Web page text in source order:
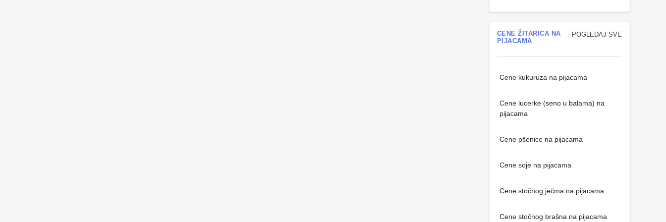
POGLEDAJ SVE
CENE ŽITARICA NA
PIJACAMA
Cene kukuruza na pijacama
Cene lucerke (seno u balama) na
pijacama
Cene pšenice na pijacama
Cene soje na pijacama
Cene stočnog ječma na pijacama
Cene stočnog brašna na pijacama